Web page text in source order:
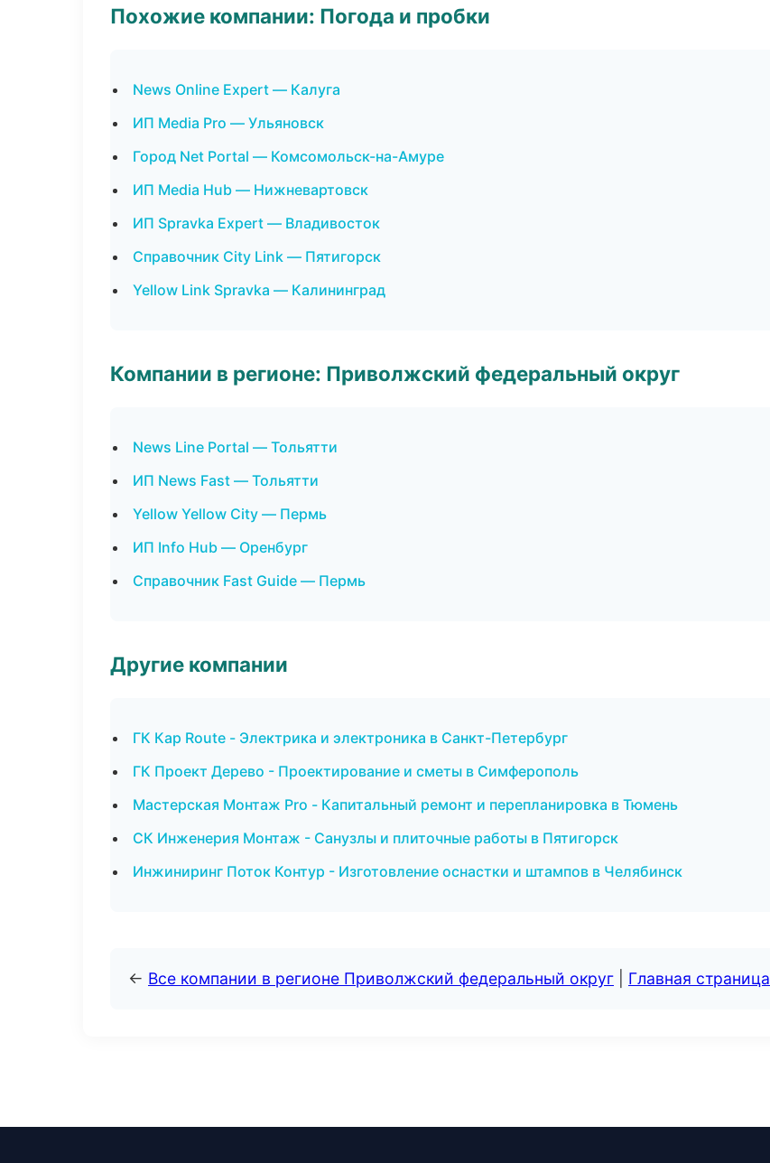
Похожие компании: Погода и пробки
News Online Expert — Калуга
ИП Media Pro — Ульяновск
Город Net Portal — Комсомольск-на-Амуре
ИП Media Hub — Нижневартовск
ИП Spravka Expert — Владивосток
Справочник City Link — Пятигорск
Yellow Link Spravka — Калининград
Компании в регионе: Приволжский федеральный округ
News Line Portal — Тольятти
ИП News Fast — Тольятти
Yellow Yellow City — Пермь
ИП Info Hub — Оренбург
Справочник Fast Guide — Пермь
Другие компании
ГК Кар Route - Электрика и электроника в Санкт-Петербург
ГК Проект Дерево - Проектирование и сметы в Симферополь
Мастерская Монтаж Pro - Капитальный ремонт и перепланировка в Тюмень
СК Инженерия Монтаж - Санузлы и плиточные работы в Пятигорск
Инжиниринг Поток Контур - Изготовление оснастки и штампов в Челябинск
← Все компании в регионе Приволжский федеральный округ Главная страница